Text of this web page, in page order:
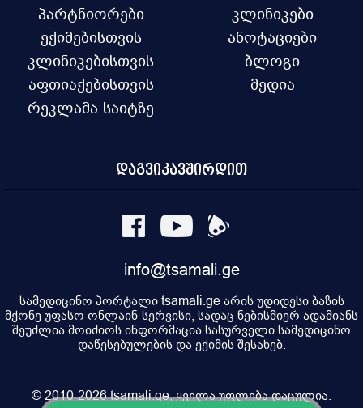
პარტნიორები
ექიმებისთვის
კლინიკებისთვის
აფთიაქებისთვის
რეკლამა საიტზე
კლინიკები
ანოტაციები
ბლოგი
მედია
დაგვიკავშირდით
info@tsamali.ge
სამედიცინო პორტალი tsamali.ge არის უდიდესი ბაზის
მქონე უფასო ონლაინ-სერვისი, სადაც ნებისმიერ ადამიანს
შეუძლია მოიძიოს ინფორმაცია სასურველი სამედიცინო
დაწესებულების და ექიმის შესახებ.
© 2010-2026 tsamali.ge, ყველა უფლება დაცულია.